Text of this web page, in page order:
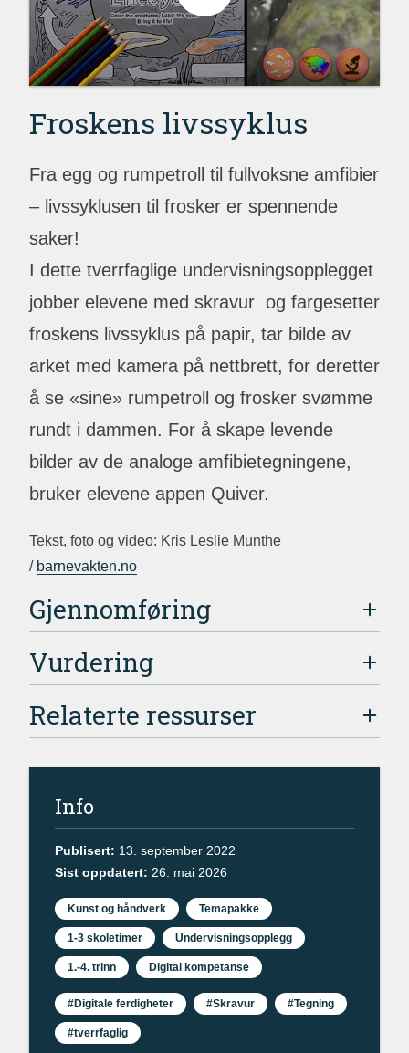
Froskens livssyklus
Fra egg og rumpetroll til fullvoksne amfibier
– livssyklusen til frosker er spennende
saker!
I dette tverrfaglige undervisningsopplegget
jobber elevene med skravur og fargesetter
froskens livssyklus på papir, tar bilde av
arket med kamera på nettbrett, for deretter
å se «sine» rumpetroll og frosker svømme
rundt i dammen. For å skape levende
bilder av de analoge amfibietegningene,
bruker elevene appen Quiver.
Tekst, foto og video: Kris Leslie Munthe
/ barnevakten.no
Gjennomføring
Vurdering
Relaterte ressurser
Info
Publisert: 13. september 2022
Sist oppdatert: 26. mai 2026
Kunst og håndverk Temapakke
1-3 skoletimer Undervisningsopplegg
1.-4. trinn Digital kompetanse
#Digitale ferdigheter #Skravur #Tegning
#tverrfaglig